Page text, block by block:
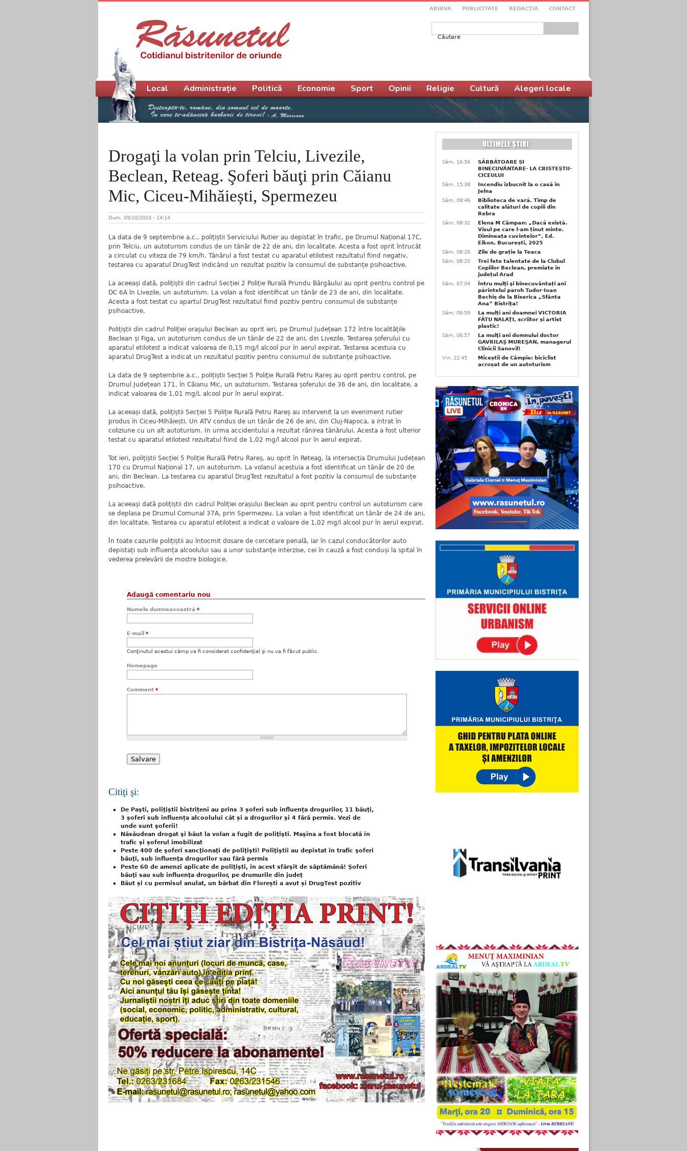
ARHIVA PUBLICITATE REDACŢIA CONTACT
Formular de căutare
Drogaţi la volan prin Telciu, Livezile,
Beclean, Reteag. Şoferi băuţi prin Căianu
Mic, Ciceu-Mihăiești, Spermezeu
Dum, 09/10/2023 - 14:14
La data de 9 septembrie a.c., polițiștii Serviciului Rutier au depistat în trafic, pe Drumul Național 17C,
prin Telciu, un autoturism condus de un tânăr de 22 de ani, din localitate. Acesta a fost oprit întrucât
a circulat cu viteza de 79 km/h. Tânărul a fost testat cu aparatul etilotest rezultatul fiind negativ,
testarea cu aparatul DrugTest indicând un rezultat pozitiv la consumul de substanțe psihoactive.
La aceeași dată, polițiștii din cadrul Secției 2 Poliție Rurală Prundu Bârgăului au oprit pentru control pe
DC 6A în Livezile, un autoturism. La volan a fost identificat un tânăr de 23 de ani, din localitate.
Acesta a fost testat cu apartul DrugTest rezultatul fiind pozitiv pentru consumul de substanțe
psihoactive.
Polițiștii din cadrul Poliției orașului Beclean au oprit ieri, pe Drumul Județean 172 între localitățile
Beclean și Figa, un autoturism condus de un tânăr de 22 de ani, din Livezile. Testarea șoferului cu
aparatul etilotest a indicat valoarea de 0,15 mg/l alcool pur în aerul expirat. Testarea acestuia cu
aparatul DrugTest a indicat un rezultatul pozitiv pentru consumul de substanțe psihoactive.
La data de 9 septembrie a.c., polițiștii Secției 5 Poliție Rurală Petru Rareș au oprit pentru control, pe
Drumul Județean 171, în Căianu Mic, un autoturism. Testarea șoferului de 36 de ani, din localitate, a
indicat valoarea de 1,01 mg/L alcool pur în aerul expirat.
La aceeași dată, polițiștii Secției 5 Poliție Rurală Petru Rareș au intervenit la un eveniment rutier
produs în Ciceu-Mihăiești. Un ATV condus de un tânăr de 26 de ani, din Cluj-Napoca, a intrat în
coliziune cu un alt autoturism. In urma accidentului a rezultat rănirea tânărului. Acesta a fost ulterior
testat cu aparatul etilotest rezultatul fiind de 1,02 mg/l alcool pur în aerul expirat.
Tot ieri, polițiștii Secției 5 Poliție Rurală Petru Rareș, au oprit în Reteag, la intersecția Drumului Județean
170 cu Drumul Național 17, un autoturism. La volanul acestuia a fost identificat un tânăr de 20 de
ani, din Beclean. La testarea cu aparatul DrugTest rezultatul a fost pozitiv la consumul de substanțe
psihoactive.
La aceeași dată polițiștii din cadrul Poliției orașului Beclean au oprit pentru control un autoturism care
se deplasa pe Drumul Comunal 37A, prin Spermezeu. La volan a fost identificat un tânăr de 24 de ani,
din localitate. Testarea cu aparatul etilotest a indicat o valoare de 1,02 mg/l alcool pur în aerul expirat.
În toate cazurile polițiștii au întocmit dosare de cercetare penală, iar în cazul conducătorilor auto
depistați sub influența alcoolului sau a unor substanțe interzise, cei în cauză a fost conduși la spital în
vederea prelevării de mostre biologice.
Adaugă comentariu nou
Numele dumneavoastră *
E-mail *
Conţinutul acestui câmp va fi considerat confidenţial şi nu va fi făcut public.
Homepage
Comment *
Citiţi şi:
De Paşti, poliţiştii bistrițeni au prins 3 șoferi sub influența drogurilor, 11 băuţi,
3 șoferi sub influența alcoolului cât și a drogurilor şi 4 fără permis. Vezi de
unde sunt şoferii!
Năsăudean drogat şi băut la volan a fugit de poliţişti. Maşina a fost blocată în
trafic și șoferul imobilizat
Peste 400 de şoferi sancţionaţi de poliţişti! Poliţiştii au depistat în trafic şoferi
băuţi, sub influenţa drogurilor sau fără permis
Peste 60 de amenzi aplicate de poliţişti, în acest sfârşit de săptămână! Şoferi
băuţi sau sub influenţa drogurilor, pe drumurile din judeţ
Băut și cu permisul anulat, un bărbat din Florești a avut și DrugTest pozitiv
Meniu principal
Local Administrație Politică Economie Sport Opinii Religie Cultură Alegeri locale
Sâm, 16:56
SĂRBĂTOARE ȘI
BINECUVÂNTARE- LA CRISTEȘTII-
CICEULUI
Sâm, 15:38
Incendiu izbucnit la o casă în
Jelna
Sâm, 08:46
Biblioteca de vară. Timp de
calitate alături de copiii din
Rebra
Sâm, 08:32
Elena M Câmpan: „Dacă există.
Visul pe care l-am ținut minte.
Dimineața cuvintelor”, Ed.
Eikon, București, 2025
Sâm, 08:26
Zile de grație la Teaca
Sâm, 08:20
Trei fete talentate de la Clubul
Copiilor Beclean, premiate in
județul Arad
Sâm, 07:04
Întru mulţi şi binecuvântați ani
părintelui paroh Tudor-Ioan
Bechiș de la Biserica „Sfânta
Ana” Bistrița!
Sâm, 06:59
La mulți ani doamnei VICTORIA
FĂTU NALAŢI, scriitor și artist
plastic!
Sâm, 06:57
La mulţi ani domnului doctor
GAVRILAŞ MUREŞAN, managerul
Clinicii Sanovil!
Vin, 22:45
Miceștii de Câmpie: biciclist
acroșat de un autoturism